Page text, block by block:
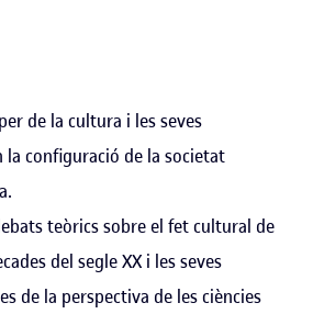
de la cultura i les seves
la configuració de la societat
teòrics sobre el fet cultural de
del segle XX i les seves
de la perspectiva de les ciències